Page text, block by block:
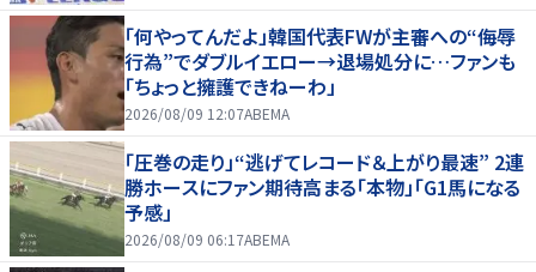
「何やってんだよ」韓国代表FWが主審への“侮辱
行為”でダブルイエロー→退場処分に…ファンも
「ちょっと擁護できねーわ」
2026/08/09 12:07ABEMA
「圧巻の走り」“逃げてレコード＆上がり最速” 2連
勝ホースにファン期待高まる「本物」「G1馬になる
予感」
2026/08/09 06:17ABEMA